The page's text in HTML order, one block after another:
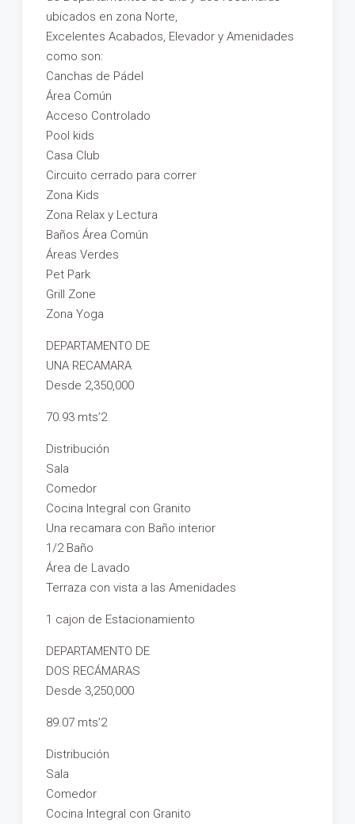
ubicados en zona Norte,
Excelentes Acabados, Elevador y Amenidades
como son:
Canchas de Pádel
Área Común
Acceso Controlado
Pool kids
Casa Club
Circuito cerrado para correr
Zona Kids
Zona Relax y Lectura
Baños Área Común
Áreas Verdes
Pet Park
Grill Zone
Zona Yoga
DEPARTAMENTO DE
UNA RECAMARA
Desde 2,350,000
70.93 mts’2
Distribución
Sala
Comedor
Cocina Integral con Granito
Una recamara con Baño interior
1/2 Baño
Área de Lavado
Terraza con vista a las Amenidades
1 cajon de Estacionamiento
DEPARTAMENTO DE
DOS RECÁMARAS
Desde 3,250,000
89.07 mts’2
Distribución
Sala
Comedor
Cocina Integral con Granito